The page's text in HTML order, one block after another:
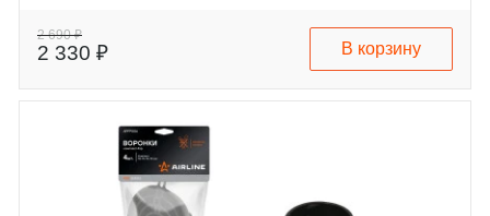
2 690 ₽
2 330 ₽ В корзину